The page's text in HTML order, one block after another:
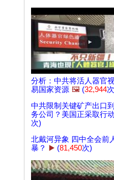
分析：中共将活人器官
易国家资源 🖼️ (32,944
中共限制关键矿产出口
务公司？美国正采取行
次)
北戴河异象 四中全会前
暴？
▶️ (81,450次)